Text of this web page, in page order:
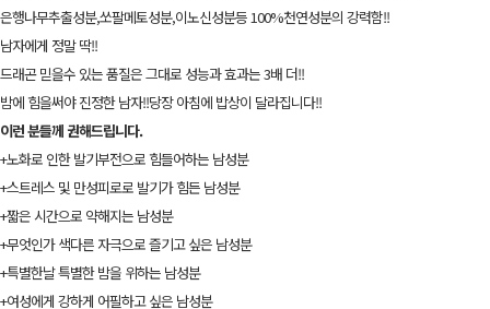
은행나무추출성분,쏘팔메토성분,이노신성분등 100%천연성분의 강력함!!
남자에게 정말 딱!!
드래곤 믿을수 있는 품질은 그대로 성능과 효과는 3배 더!!
밤에 힘을써야 진정한 남자!!당장 아침에 밥상이 달라집니다!!
이런 분들께 권해드립니다.
+노화로 인한 발기부전으로 힘들어하는 남성분
+스트레스 및 만성피로로 발기가 힘든 남성분
+짧은 시간으로 약해지는 남성분
+무엇인가 색다른 자극으로 즐기고 싶은 남성분
+특별한날 특별한 밤을 위하는 남성분
+여성에게 강하게 어필하고 싶은 남성분